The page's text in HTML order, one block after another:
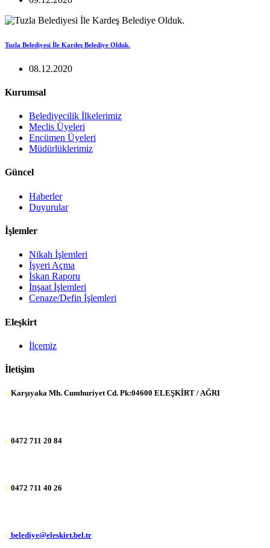
Tuzla Belediyesi İle Kardeş Belediye Olduk.
08.12.2020
Kurumsal
Belediyecilik İlkelerimiz
Meclis Üyeleri
Encümen Üyeleri
Müdürlüklerimiz
Güncel
Haberler
Duyurular
İşlemler
Nikah İşlemleri
İşyeri Açma
İskan Raporu
İnşaat İşlemleri
Cenaze/Defin İşlemleri
Eleşkirt
İlçemiz
İletişim
: Karşıyaka Mh. Cumhuriyet Cd. Pk:04600 ELEŞKİRT / AĞRI
: 0472 711 20 84
: 0472 711 40 26
: belediye@eleskirt.bel.tr